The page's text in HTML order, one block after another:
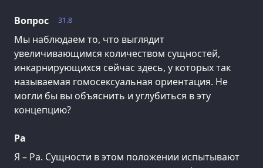
31.8
Вопрос
Мы наблюдаем то, что выглядит
увеличивающимся количеством сущностей,
инкарнирующихся сейчас здесь, у которых так
называемая гомосексуальная ориентация. Не
могли бы вы объяснить и углубиться в эту
концепцию?
Ра
Я – Ра. Сущности в этом положении испытывают